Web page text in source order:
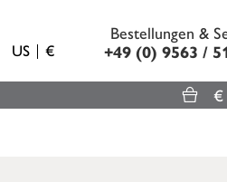
US €
Bestellungen &
+49 (0) 9563 /
€